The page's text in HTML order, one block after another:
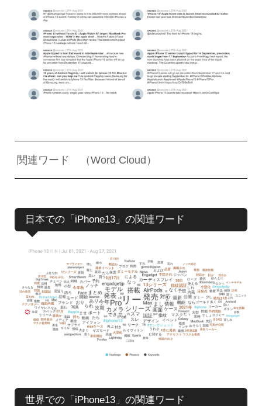
関連ワード （Word Cloud）
日本での「iPhone13」の関連ワード
世界での「iPhone13」の関連ワード